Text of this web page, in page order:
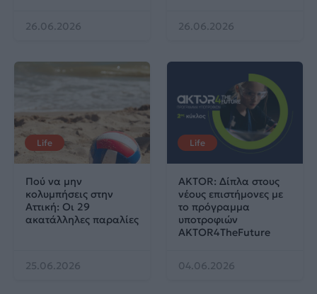
26.06.2026 26.06.2026
Life
Πού να μην
κολυμπήσεις στην
Αττική: Οι 29
ακατάλληλες παραλίες
25.06.2026
Life
AKTOR: Δίπλα στους
νέους επιστήμονες με
το πρόγραμμα
υποτροφιών
AKTOR4TheFuture
04.06.2026